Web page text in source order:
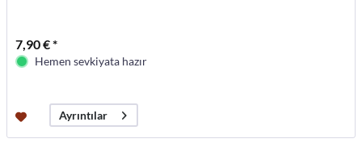
7,90 € *
Hemen sevkiyata hazır
Ayrıntılar